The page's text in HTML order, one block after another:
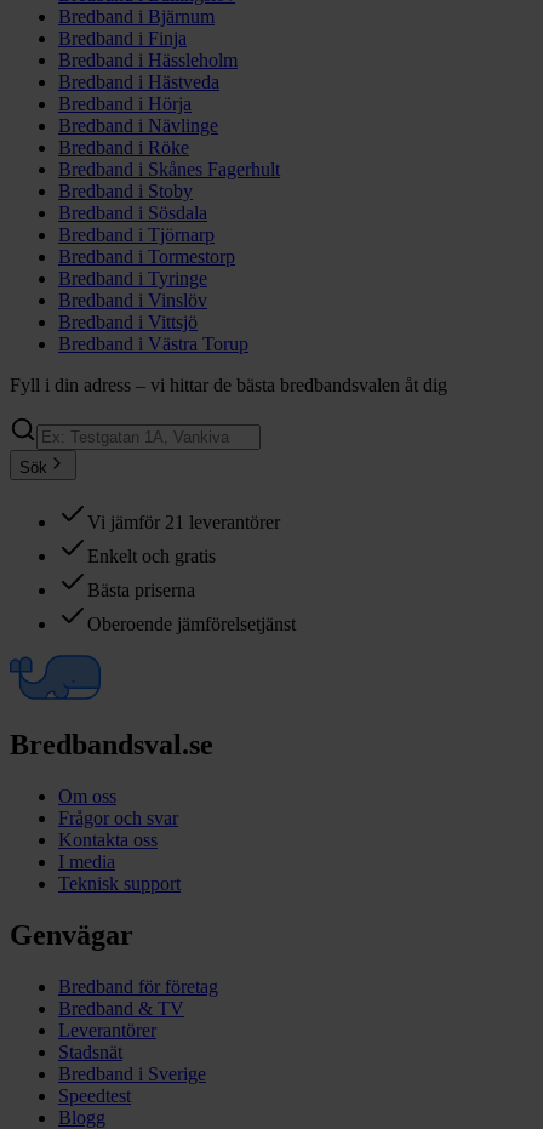
Bredband i Bjärnum
Bredband i Finja
Bredband i Hässleholm
Bredband i Hästveda
Bredband i Hörja
Bredband i Nävlinge
Bredband i Röke
Bredband i Skånes Fagerhult
Bredband i Stoby
Bredband i Sösdala
Bredband i Tjörnarp
Bredband i Tormestorp
Bredband i Tyringe
Bredband i Vinslöv
Bredband i Vittsjö
Bredband i Västra Torup
Fyll i din adress – vi hittar de bästa bredbandsvalen åt dig
Sök
Vi jämför 21 leverantörer
Enkelt och gratis
Bästa priserna
Oberoende jämförelsetjänst
Bredbandsval.se
Om oss
Frågor och svar
Kontakta oss
I media
Teknisk support
Genvägar
Bredband för företag
Bredband & TV
Leverantörer
Stadsnät
Bredband i Sverige
Speedtest
Blogg